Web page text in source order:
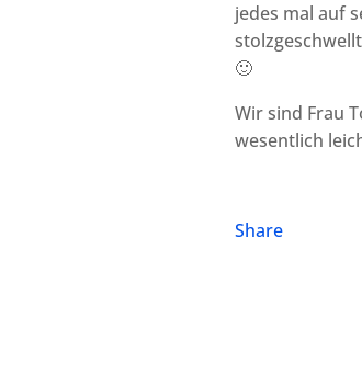
jedes mal auf
🙂
Wir sind Frau
wesentlich
Share